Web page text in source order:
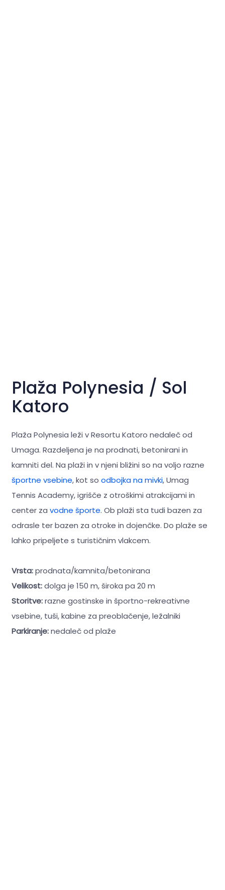
Plaža Polynesia / Sol
Katoro
Plaža Polynesia leži v Resortu Katoro nedaleč od
Umaga. Razdeljena je na prodnati, betonirani in
kamniti del. Na plaži in v njeni bližini so na voljo razne
športne vsebine, kot so odbojka na mivki, Umag
Tennis Academy, igrišče z otroškimi atrakcijami in
center za vodne športe. Ob plaži sta tudi bazen za
odrasle ter bazen za otroke in dojenčke. Do plaže se
lahko pripeljete s turističnim vlakcem.
Vrsta:prodnata/kamnita/betonirana
Velikost:dolga je 150 m, široka pa 20 m
Storitve:razne gostinske in športno-rekreativne
vsebine, tuši, kabine za preoblačenje, ležalniki
Parkiranje:nedaleč od plaže